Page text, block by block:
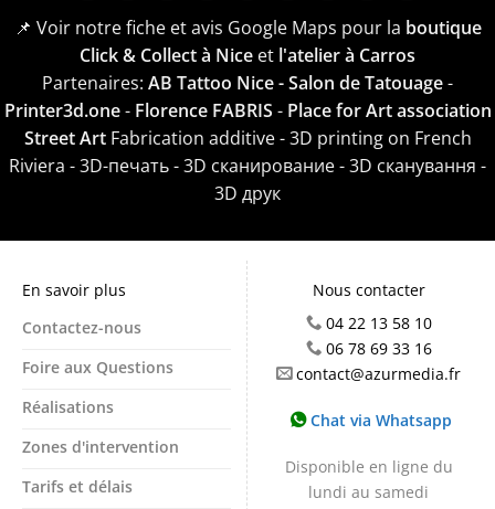
📌 Voir notre fiche et avis Google Maps pour la boutique
Click & Collect à Nice et l'atelier à Carros
Partenaires: AB Tattoo Nice - Salon de Tatouage-
Printer3d.one- Florence FABRIS - Place for Art association
Street ArtFabrication additive - 3D printing on French
Riviera - 3D-печать - 3D сканирование - 3D сканування -
3D друк
En savoir plus
Contactez-nous
Foire aux Questions
Réalisations
Zones d'intervention
Tarifs et délais
Nous contacter
04 22 13 58 10
06 78 69 33 16
contact@azurmedia.fr
Chat via Whatsapp
Disponible en ligne du
lundi au samedi